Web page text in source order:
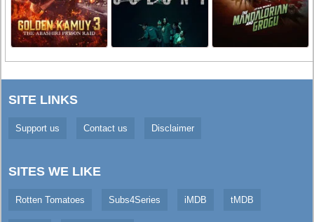
SITE LINKS
Support us Contact us Disclaimer
SITES WE LIKE
Rotten Tomatoes Subs4Series iMDB tMDB